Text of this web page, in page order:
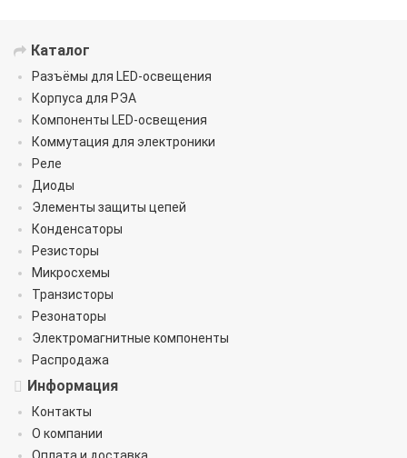
Каталог
Разъёмы для LED-освещения
Корпуса для РЭА
Компоненты LED-освещения
Коммутация для электроники
Реле
Диоды
Элементы защиты цепей
Конденсаторы
Резисторы
Микросхемы
Транзисторы
Резонаторы
Электромагнитные компоненты
Распродажа
Информация
Контакты
О компании